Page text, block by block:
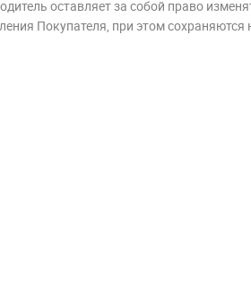
оставляет за собой право
Покупателя, при этом сохраняются